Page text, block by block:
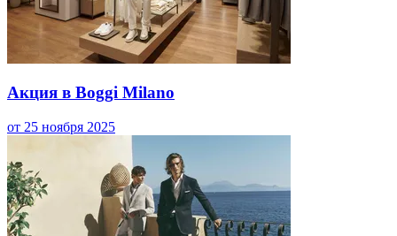
Акция в Boggi Milano
от 25 ноября 2025